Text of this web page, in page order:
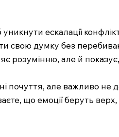
ескалації
свою думку без
але й показує,
почуття, але важливо не
що емоції беруть верх,